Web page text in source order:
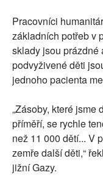
Pracovníci
základních potřeb v
sklady jsou prázdné
podvyživené děti
jednoho pacienta
„Zásoby, které jsme
příměří, se rychle
než 11 000 dětí... V
zemře další děti,“
jižní Gazy.